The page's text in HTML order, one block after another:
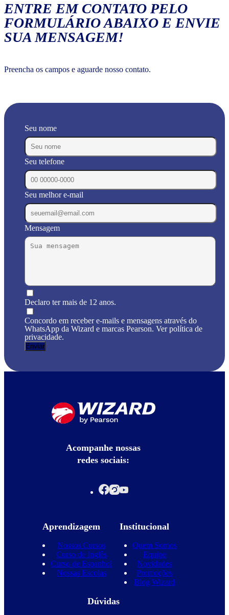
ENTRE EM CONTATO PELO
FORMULÁRIO ABAIXO E ENVIE
SUA MENSAGEM!
Preencha os campos e aguarde nosso contato.
Seu nome
Seu telefone
Seu melhor e-mail
Mensagem
Declaro ter mais de 12 anos.
Concordo em receber e-mails e mensagens através do
WhatsApp da Wizard e marcas Pearson. Ver política de
privacidade.
Acompanhe nossas
redes sociais:
Aprendizagem
Nossos Cursos
Curso de Inglês
Curso de Espanhol
Nossas Escolas
Institucional
Quem Somos
Equipe
Novidades
Promoções
Blog Wizard
Dúvidas